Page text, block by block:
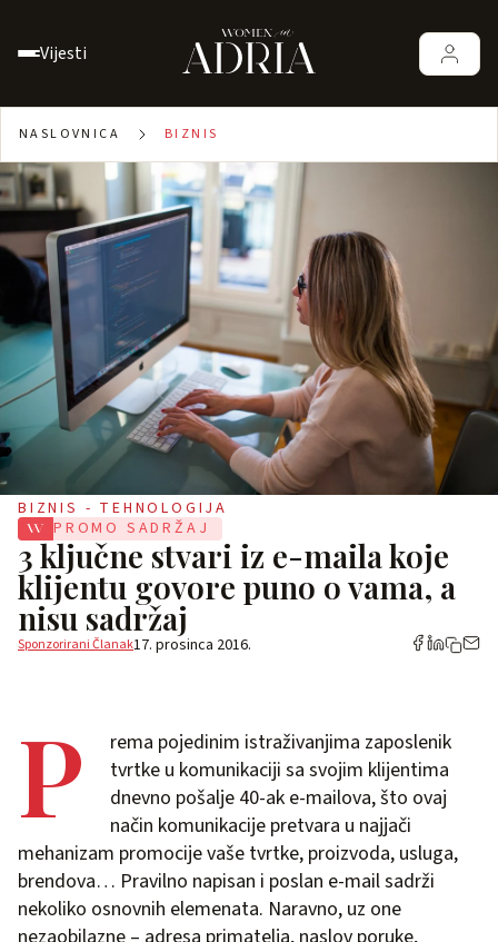
Vijesti
NASLOVNICA BIZNIS
BIZNIS - TEHNOLOGIJA
PROMO SADRŽAJ
3 ključne stvari iz e-maila koje
klijentu govore puno o vama, a
nisu sadržaj
Sponzorirani Članak17. prosinca 2016.
P
rema pojedinim istraživanjima zaposlenik
tvrtke u komunikaciji sa svojim klijentima
dnevno pošalje 40-ak e-mailova, što ovaj
način komunikacije pretvara u najjači
mehanizam promocije vaše tvrtke, proizvoda, usluga,
brendova… Pravilno napisan i poslan e-mail sadrži
nekoliko osnovnih elemenata. Naravno, uz one